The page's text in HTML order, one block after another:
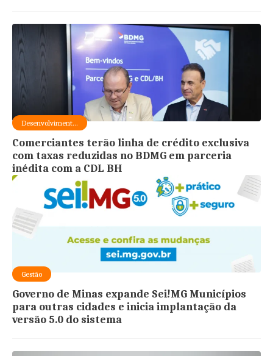
Desenvolviment...
Comerciantes terão linha de crédito exclusiva
com taxas reduzidas no BDMG em parceria
inédita com a CDL BH
Gestão
Governo de Minas expande Sei!MG Municípios
para outras cidades e inicia implantação da
versão 5.0 do sistema